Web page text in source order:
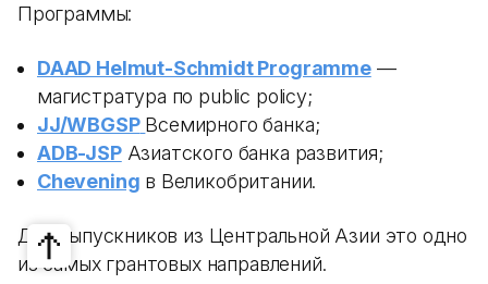
Программы:
DAAD Helmut-Schmidt Programme—
магистратура по public policy;
JJ/WBGSP Всемирного банка;
ADB-JSPАзиатского банка развития;
Chevening в Великобритании.
Для выпускников из Центральной Азии это одно
из самых грантовых направлений.